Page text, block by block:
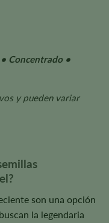
Concentrado •
y pueden variar
son una opción
la legendaria